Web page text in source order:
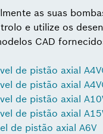
as suas
e utilize os
CAD
de pistão axial
de pistão axial
de pistão axial
de pistão axial
de pistão axial A6V